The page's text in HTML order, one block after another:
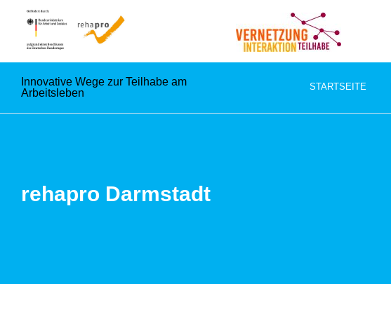
Innovative Wege zur Teilhabe am
Arbeitsleben
STARTSEITE
rehapro Darmstadt